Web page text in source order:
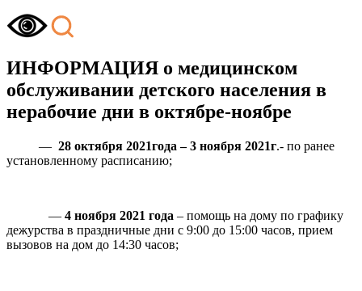
ИНФОРМАЦИЯ о медицинском
обслуживании детского населения в
нерабочие дни в октябре-ноябре
— 28 октября 2021года – 3 ноября 2021г.- по ранее
установленному расписанию;
— 4 ноября 2021 года – помощь на дому по графику
дежурства в праздничные дни с 9:00 до 15:00 часов, прием
вызовов на дом до 14:30 часов;